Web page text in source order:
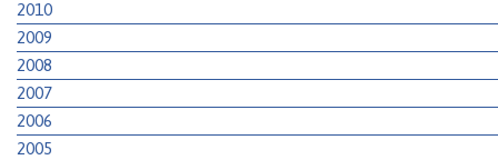
2010
2009
2008
2007
2006
2005